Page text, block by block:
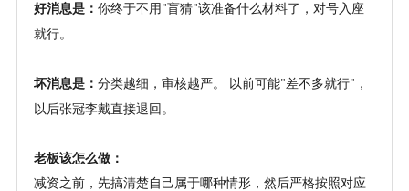
好消息是： 你终于不用 "盲猜"该准备什么材料了，对号入座
就行。
坏消息是： 分类越细，审核越严。 以前可能"差不多就行" ，
以后张冠李戴直接退回。
老板该怎么做：
减资之前，先搞清楚自己属于哪种情形，然后严格按照对应